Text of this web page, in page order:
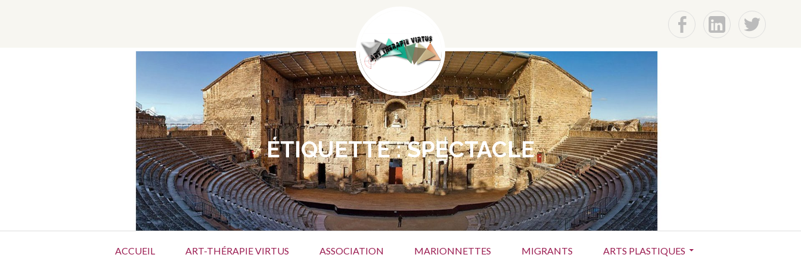
f Lin t
ÉTIQUETTE :SPECTACLE
ACCUEIL ART-THÉRAPIE VIRTUS ASSOCIATION MARIONNETTES MIGRANTS ARTS PLASTIQUES